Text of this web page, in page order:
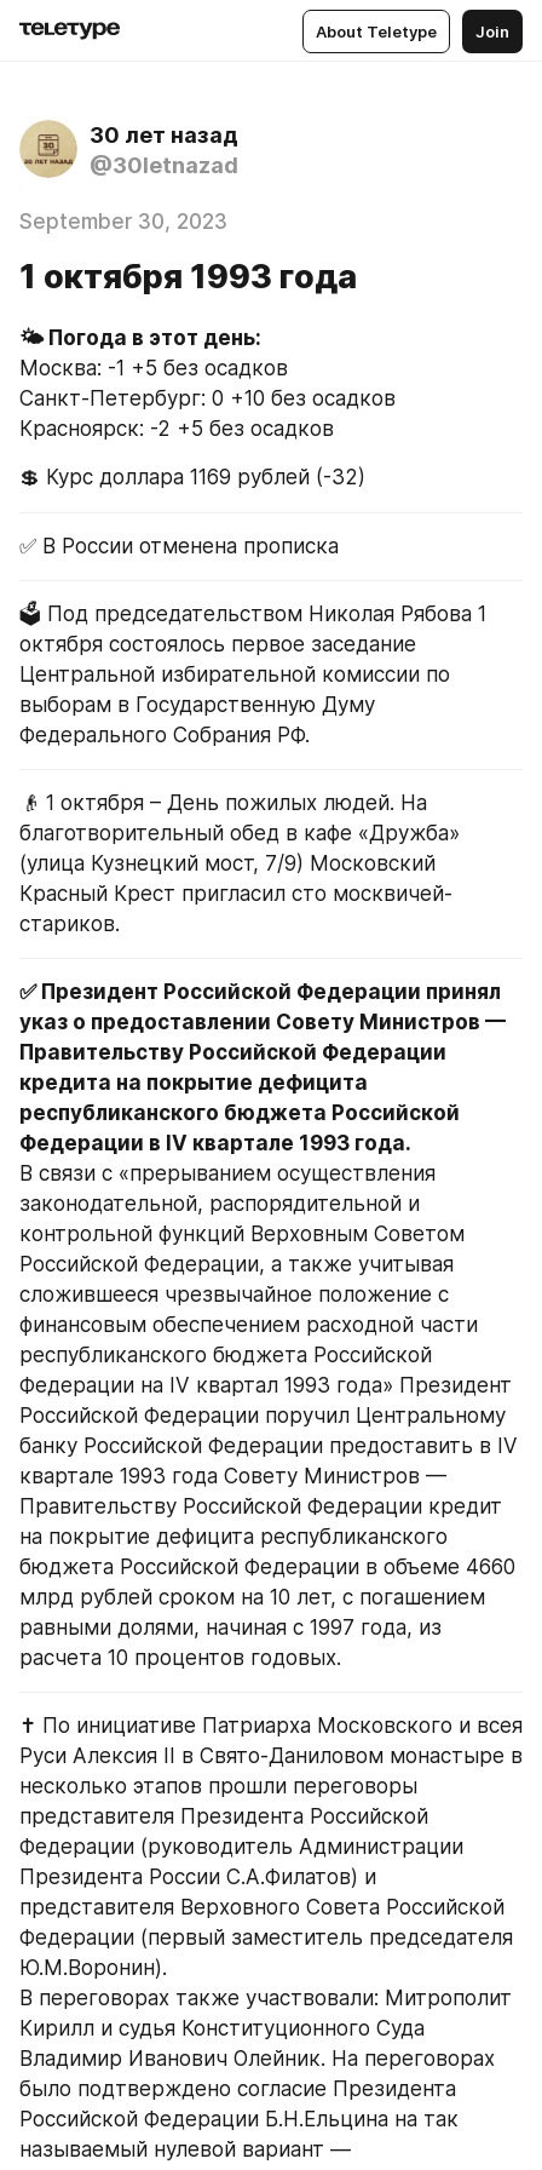
About Teletype Join
30 лет назад
@30letnazad
September 30, 2023
1 октября 1993 года
Москва: -1 +5 без осадков
Санкт-Петербург: 0 +10 без осадков
Красноярск: -2 +5 без осадков
💲 Курс доллара 1169 рублей (-32)
✅ В России отменена прописка
🗳 Под председательством Николая Рябова 1
октября состоялось первое заседание
Центральной избирательной комиссии по
выборам в Государственную Думу
Федерального Собрания РФ.
👴 1 октября – День пожилых людей. На
благотворительный обед в кафе «Дружба»
(улица Кузнецкий мост, 7/9) Московский
Красный Крест пригласил сто москвичей-
стариков.
✅ Президент Российской Федерации принял
указ о предоставлении Совету Министров —
Правительству Российской Федерации
кредита на покрытие дефицита
республиканского бюджета Российской
В связи с «прерыванием осуществления
законодательной, распорядительной и
контрольной функций Верховным Советом
Российской Федерации, а также учитывая
сложившееся чрезвычайное положение с
финансовым обеспечением расходной части
республиканского бюджета Российской
Федерации на IV квартал 1993 года» Президент
Российской Федерации поручил Центральному
банку Российской Федерации предоставить в IV
квартале 1993 года Совету Министров —
Правительству Российской Федерации кредит
на покрытие дефицита республиканского
бюджета Российской Федерации в объеме 4660
млрд рублей сроком на 10 лет, с погашением
равными долями, начиная с 1997 года, из
расчета 10 процентов годовых.
✝️ По инициативе Патриарха Московского и всея
Руси Алексия II в Свято-Даниловом монастыре в
несколько этапов прошли переговоры
представителя Президента Российской
Федерации (руководитель Администрации
Президента России С.А.Филатов) и
представителя Верховного Совета Российской
Федерации (первый заместитель председателя
Ю.М.Воронин).
В переговорах также участвовали: Митрополит
Кирилл и судья Конституционного Суда
Владимир Иванович Олейник. На переговорах
было подтверждено согласие Президента
Российской Федерации Б.Н.Ельцина на так
называемый нулевой вариант —